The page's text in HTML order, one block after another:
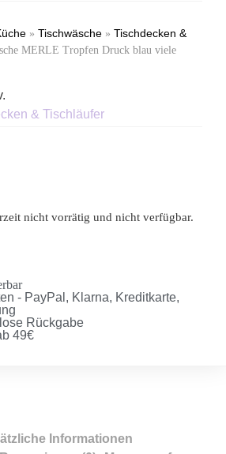
» Tischwäsche » Tischdecken &
MERLE Tropfen Druck blau viele
& Tischläufer
nicht vorrätig und nicht verfügbar.
- PayPal, Klarna, Kreditkarte,
Rückgabe
49€
Informationen